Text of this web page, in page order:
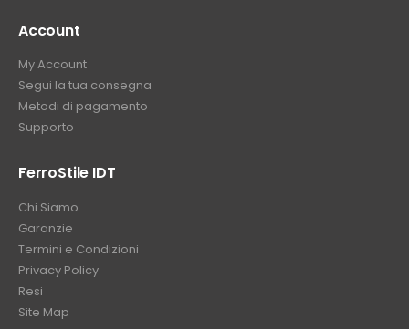
Account
My Account
Segui la tua consegna
Metodi di pagamento
Supporto
FerroStile IDT
Chi Siamo
Garanzie
Termini e Condizioni
Privacy Policy
Resi
Site Map